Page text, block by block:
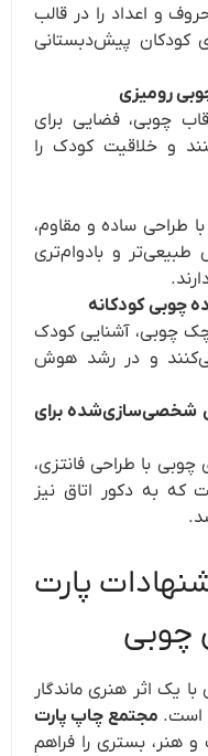
و اعداد را در قالب
کودکان پیش‌دبستانی
رومیزی
چوبی، فضایی برای
و خلاقیت کودک را
طراحی ساده و مقاوم،
طبیعی‌تر و بادوام‌تری
چوبی کودکانه
چوبی، آشنایی کودک
و در رشد هوش
شخصی‌سازی‌شده برای
با طراحی فانتزی،
که به دکور اتاق نیز
پارت
چوبی
یک اثر هنری ماندگار
است. مجتمع چاپ پارت
هنر، بستری را فراهم